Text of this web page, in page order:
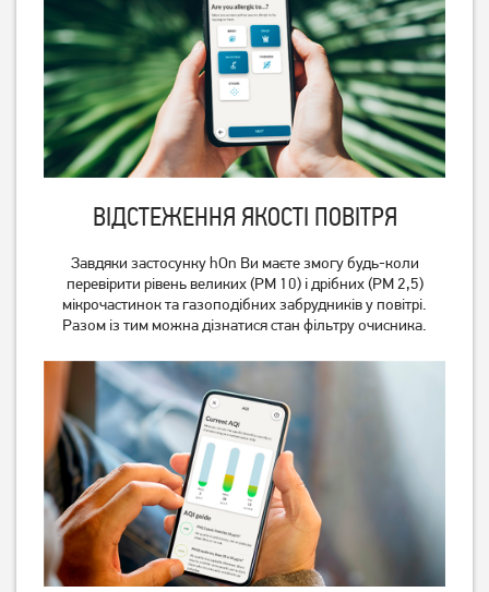
ВІДСТЕЖЕННЯ ЯКОСТІ ПОВІТРЯ
Завдяки застосунку hOn Ви маєте змогу будь-коли
перевірити рівень великих (PM 10) і дрібних (PM 2,5)
мікрочастинок та газоподібних забрудників у повітрі.
Разом із тим можна дізнатися стан фільтру очисника.